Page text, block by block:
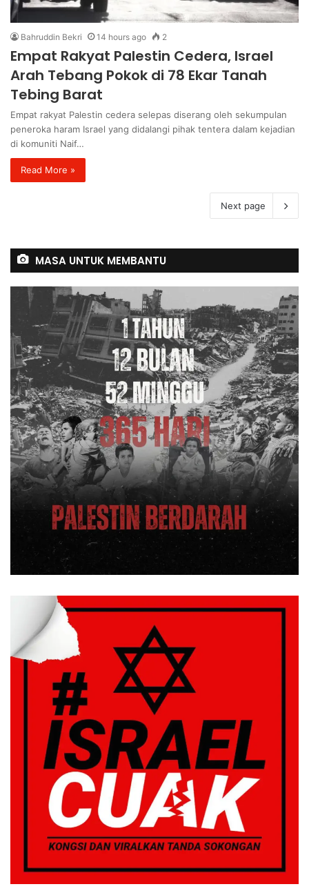
Bahruddin Bekri 14 hours ago 2
Empat Rakyat Palestin Cedera, Israel
Arah Tebang Pokok di 78 Ekar Tanah
Tebing Barat
Empat rakyat Palestin cedera selepas diserang oleh sekumpulan
peneroka haram Israel yang didalangi pihak tentera dalam kejadian
di komuniti Naif…
Read More »
Next page
MASA UNTUK MEMBANTU